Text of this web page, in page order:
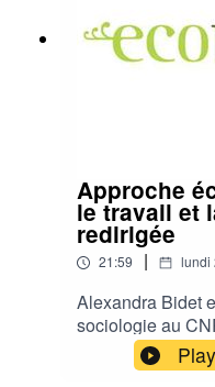
Approche
le travail et
redirigée
21:59 | lundi
Alexandra Bidet
sociologie au
Play